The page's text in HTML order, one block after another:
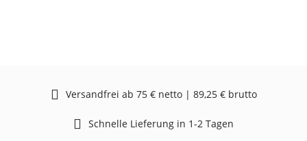
Versandfrei ab 75 € netto | 89,25 € brutto
Schnelle Lieferung in 1-2 Tagen